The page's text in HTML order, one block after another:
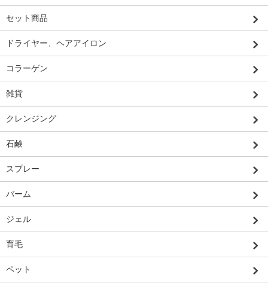
セット商品
ドライヤー、ヘアアイロン
コラーゲン
雑貨
クレンジング
石鹸
スプレー
バーム
ジェル
育毛
ペット